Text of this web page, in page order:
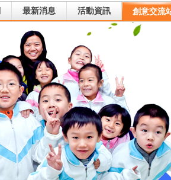
最新消息 活動資訊 創意交流